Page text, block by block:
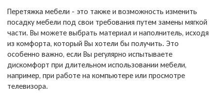
Перетяжка мебели - это также и возможность изменить
посадку мебели под свои требования путем замены мягкой
части. Вы можете выбрать материал и наполнитель, исходя
из комфорта, который Вы хотели бы получить. Это
особенно важно, если Вы регулярно испытываете
дискомфорт при длительном использовании мебели,
например, при работе на компьютере или просмотре
телевизора.